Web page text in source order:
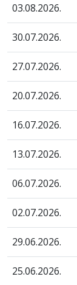
03.08.2026.
30.07.2026.
27.07.2026.
20.07.2026.
16.07.2026.
13.07.2026.
06.07.2026.
02.07.2026.
29.06.2026.
25.06.2026.